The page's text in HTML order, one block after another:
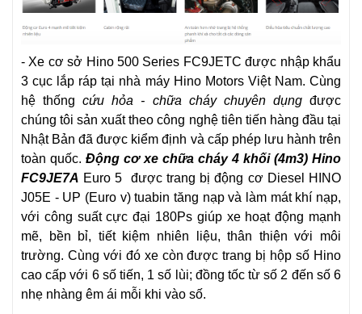
- Xe cơ sở Hino 500 Series FC9JETC được nhập khẩu
3 cục lắp ráp tại nhà máy Hino Motors Việt Nam. Cùng
hệ thốngcứu hỏa - chữa cháy chuyên dụngđược
chúng tôi sản xuất theo công nghệ tiên tiến hàng đầu tại
Nhật Bản đã được kiểm định và cấp phép lưu hành trên
toàn quốc. Động cơ xe chữa cháy 4 khối (4m3) Hino
FC9JE7A Euro 5 được trang bị động cơ Diesel HINO
J05E - UP (Euro v) tuabin tăng nạp và làm mát khí nạp,
với công suất cực đại 180Ps giúp xe hoạt động mạnh
mẽ, bền bỉ, tiết kiệm nhiên liệu, thân thiện với môi
trường. Cùng với đó xe còn được trang bị hộp số Hino
cao cấp với 6 số tiến, 1 số lùi; đồng tốc từ số 2 đến số 6
nhẹ nhàng êm ái mỗi khi vào số.